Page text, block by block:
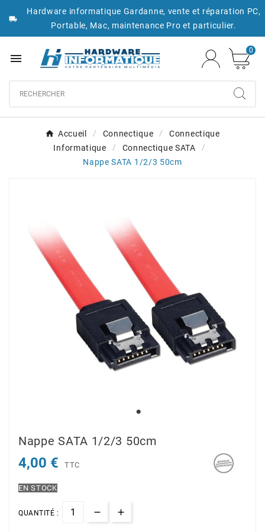

Hardware informatique Gardanne, vente et réparation PC,
Portable, Mac, maintenance Pro et particulier.

0
Accueil Connectique
Connectique
Informatique
Connectique SATA
Nappe SATA 1/2/3 50cm
Nappe SATA 1/2/3 50cm
4,00 € TTC
EN STOCK
QUANTITÉ :